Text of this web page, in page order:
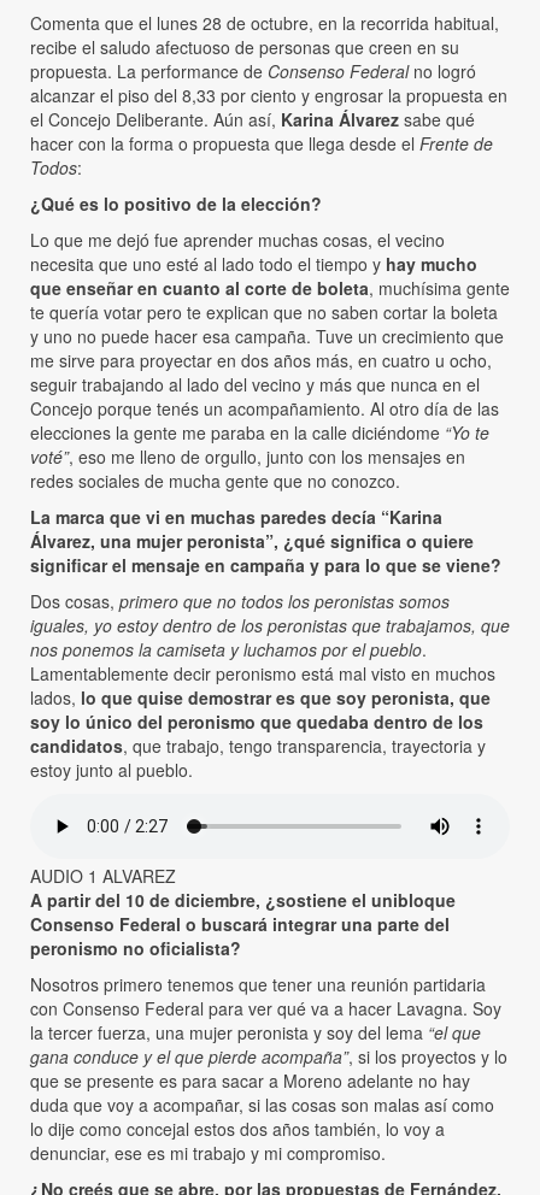
Comenta que el lunes 28 de octubre, en la recorrida habitual,
recibe el saludo afectuoso de personas que creen en su
propuesta. La performance de Consenso Federalno logró
alcanzar el piso del 8,33 por ciento y engrosar la propuesta en
el Concejo Deliberante. Aún así, Karina Álvarez sabe qué
hacer con la forma o propuesta que llega desde el Frente de
Todos:
¿Qué es lo positivo de la elección?
Lo que me dejó fue aprender muchas cosas, el vecino
necesita que uno esté al lado todo el tiempo y hay mucho
que enseñar en cuanto al corte de boleta, muchísima gente
te quería votar pero te explican que no saben cortar la boleta
y uno no puede hacer esa campaña. Tuve un crecimiento que
me sirve para proyectar en dos años más, en cuatro u ocho,
seguir trabajando al lado del vecino y más que nunca en el
Concejo porque tenés un acompañamiento. Al otro día de las
elecciones la gente me paraba en la calle diciéndome “Yo te
voté”, eso me lleno de orgullo, junto con los mensajes en
redes sociales de mucha gente que no conozco.
La marca que vi en muchas paredes decía “Karina
Álvarez, una mujer peronista”, ¿qué significa o quiere
significar el mensaje en campaña y para lo que se viene?
Dos cosas, primero que no todos los peronistas somos
iguales, yo estoy dentro de los peronistas que trabajamos, que
nos ponemos la camiseta y luchamos por el pueblo.
Lamentablemente decir peronismo está mal visto en muchos
lados, lo que quise demostrar es que soy peronista, que
soy lo único del peronismo que quedaba dentro de los
candidatos, que trabajo, tengo transparencia, trayectoria y
estoy junto al pueblo.
AUDIO 1 ALVAREZ
A partir del 10 de diciembre, ¿sostiene el unibloque
Consenso Federal o buscará integrar una parte del
peronismo no oficialista?
Nosotros primero tenemos que tener una reunión partidaria
con Consenso Federal para ver qué va a hacer Lavagna. Soy
la tercer fuerza, una mujer peronista y soy del lema “el que
gana conduce y el que pierde acompaña”, si los proyectos y lo
que se presente es para sacar a Moreno adelante no hay
duda que voy a acompañar, si las cosas son malas así como
lo dije como concejal estos dos años también, lo voy a
denunciar, ese es mi trabajo y mi compromiso.
¿No creés que se abre, por las propuestas de Fernández,